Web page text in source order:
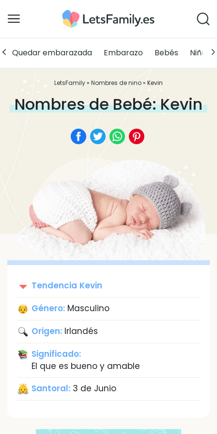
Quedar embarazada Embarazo Bebés Niños
LetsFamily» Nombres de nino» Kevin
Nombres de Bebé: Kevin
Tendencia Kevin
Género: Masculino
Origen: Irlandés
Significado:
El que es bueno y amable
Santoral: 3 de Junio